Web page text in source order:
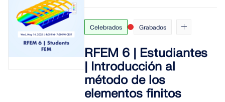
Celebrados Grabados
RFEM 6 | Estudiantes
| Introducción al
método de los
elementos finitos